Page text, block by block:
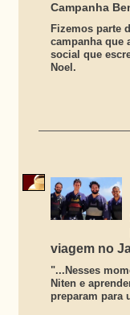
Campanha
Fizemos parte
campanha que
social que
Noel.
viagem no
"...Nesses
Niten e
preparam para